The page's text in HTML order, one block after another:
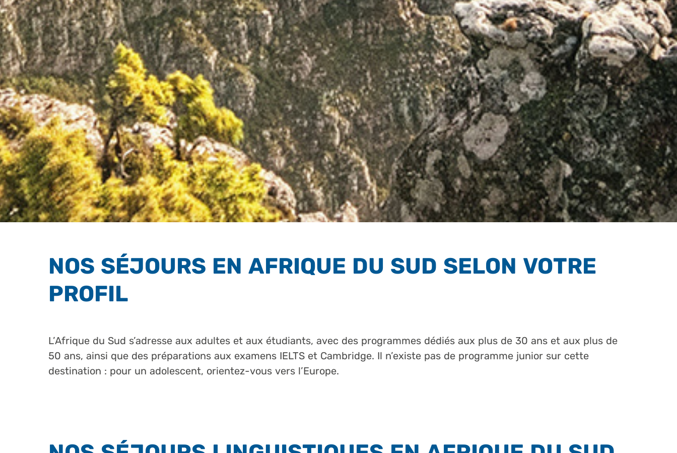
NOS SÉJOURS EN AFRIQUE DU SUD SELON VOTRE
PROFIL
L’Afrique du Sud s’adresse aux adultes et aux étudiants, avec des programmes dédiés aux plus de 30 ans et aux plus de
50 ans, ainsi que des préparations aux examens IELTS et Cambridge. Il n’existe pas de programme junior sur cette
destination : pour un adolescent, orientez-vous vers l’Europe.